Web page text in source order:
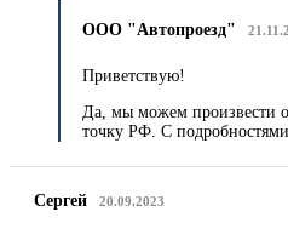
ООО "Автопроезд"
Приветствую!
Да, мы можем произвести
точку РФ. С
Сергей 20.09.2023